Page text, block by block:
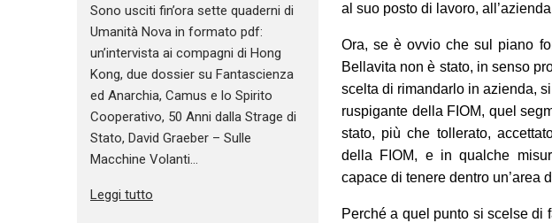
al suo posto di lavoro,
Ora, se è ovvio che sul piano
Bellavita non è stato, in senso
scelta di rimandarlo in azienda,
ruspigante della FIOM, quel
stato, più che tollerato,
della FIOM, e in qualche
capace di tenere dentro un’area
Perché a quel punto si scelse di
Sono usciti fin’ora sette quaderni di
Umanità Nova in formato pdf:
un’intervista ai compagni di Hong
Kong, due dossier su Fantascienza
ed Anarchia, Camus e lo Spirito
Cooperativo, 50 Anni dalla Strage di
Stato, David Graeber – Sulle
Macchine Volanti…
Leggi tutto